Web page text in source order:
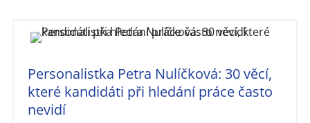
Personalistka Petra Nulíčková: 30 věcí,
které kandidáti při hledání práce často
nevidí